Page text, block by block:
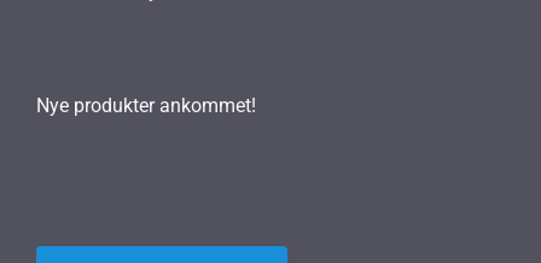
Nye produkter ankommet!